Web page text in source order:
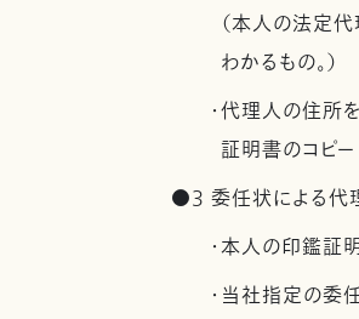
（本人の法定
わかるもの。）
・代理人の住所
証明書のコピー
●3 委任状による代
・本人の印鑑証
・当社指定の委